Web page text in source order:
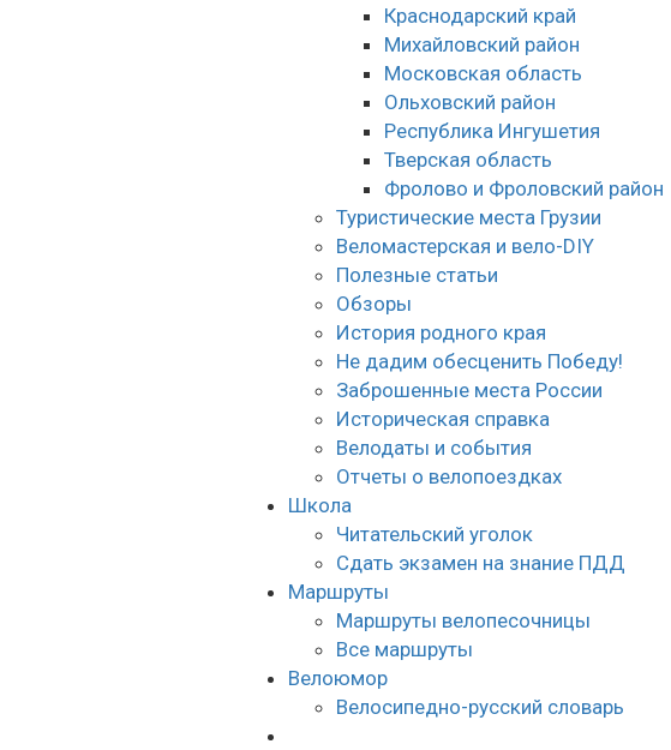
Краснодарский край
Михайловский район
Московская область
Ольховский район
Республика Ингушетия
Тверская область
Фролово и Фроловский район
Туристические места Грузии
Веломастерская и вело-DIY
Полезные статьи
Обзоры
История родного края
Не дадим обесценить Победу!
Заброшенные места России
Историческая справка
Велодаты и события
Отчеты о велопоездках
Школа
Читательский уголок
Сдать экзамен на знание ПДД
Маршруты
Маршруты велопесочницы
Все маршруты
Велоюмор
Велосипедно-русский словарь